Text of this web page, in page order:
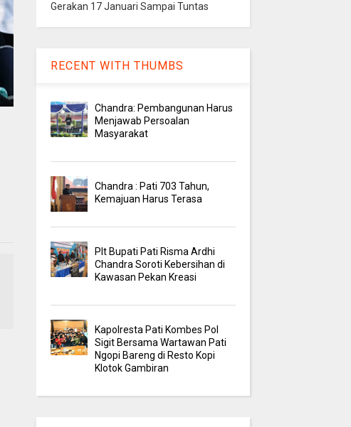
Gerakan 17 Januari Sampai Tuntas
RECENT WITH THUMBS
Chandra: Pembangunan Harus
Menjawab Persoalan
Masyarakat
Chandra : Pati 703 Tahun,
Kemajuan Harus Terasa
Plt Bupati Pati Risma Ardhi
Chandra Soroti Kebersihan di
Kawasan Pekan Kreasi
Kapolresta Pati Kombes Pol
Sigit Bersama Wartawan Pati
Ngopi Bareng di Resto Kopi
Klotok Gambiran